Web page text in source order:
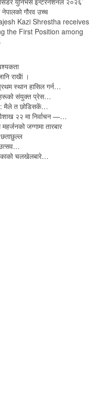
गौरव उच्च
Kazi Shrestha receives
the First Position among
राखैां ।
स्थान हासिल गर्न…
संयुक्त प्रेस…
: मैले त छोडिसकें…
२२ मा निर्वाचन —…
जग्गामा तारबार
छताछुल्ल
‌उत्सव…
चलखेलबारे…